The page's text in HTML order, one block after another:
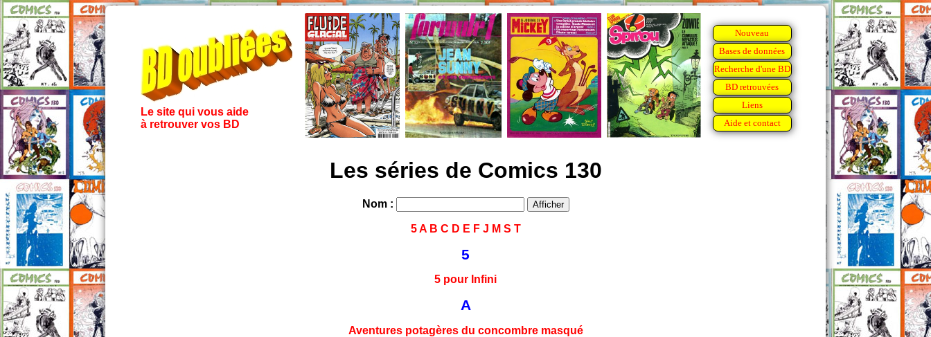
Le site qui vous aide
à retrouver vos BD
Nouveau
Bases de données
Recherche d'une BD
BD retrouvées
Liens
Aide et contact
Les séries de Comics 130
Nom :
5 A B C D E F J M S T
5
5 pour Infini
A
Aventures potagères du concombre masqué